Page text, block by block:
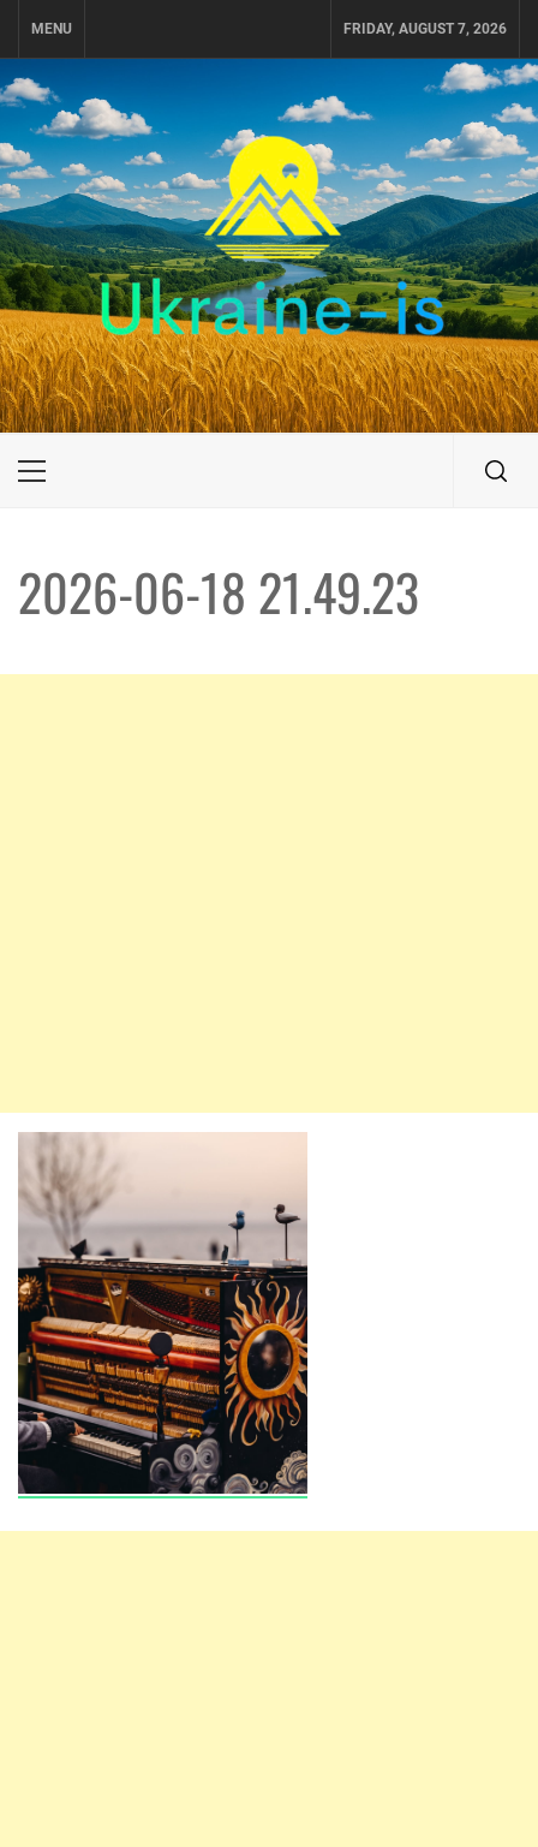
MENU FRIDAY, AUGUST 7, 2026
UKRAINE-IS
ПОДОРОЖI ПО УКРАЇНІ
Primary
2026-06-18 21.49.23